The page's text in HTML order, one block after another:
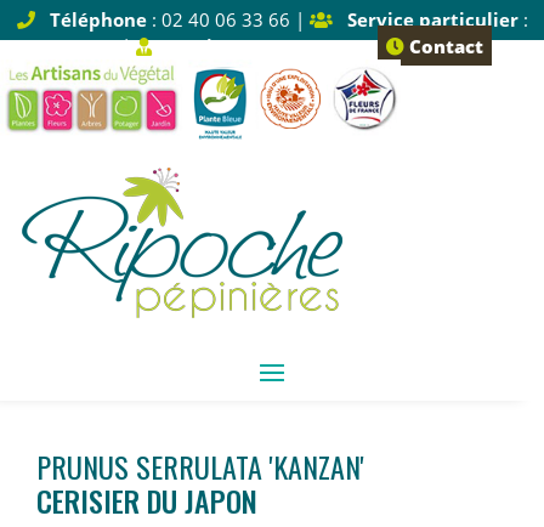
Téléphone: 02 40 06 33 66 | Service particulier:
Tapez 1 |
Service pro: Tapez 2 Contact
PRUNUS SERRULATA 'KANZAN'
CERISIER DU JAPON